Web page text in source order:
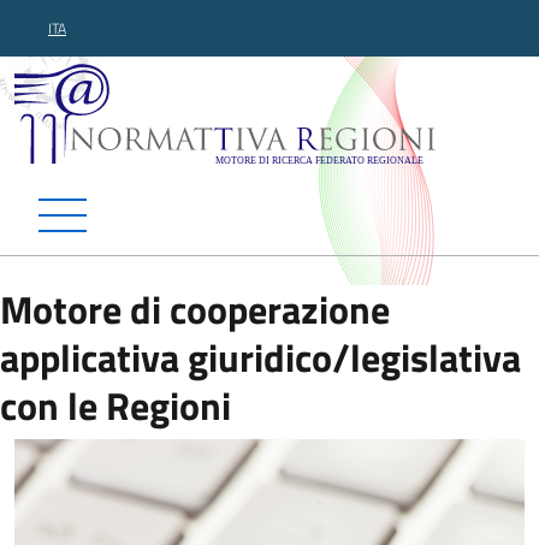
ITA
Normattiva Regioni -
Motore di cooperazione
applicativa giuridico/legislativa
con le Regioni